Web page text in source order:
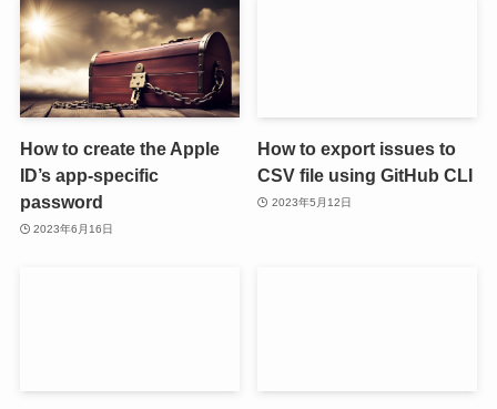
How to create the Apple
ID’s app-specific
password
2023年6月16日
How to export issues to
CSV file using GitHub CLI
2023年5月12日